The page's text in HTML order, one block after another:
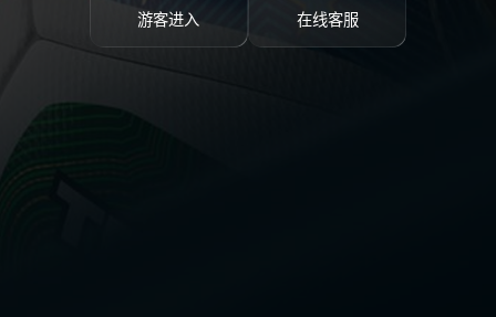
游客进入 在线客服